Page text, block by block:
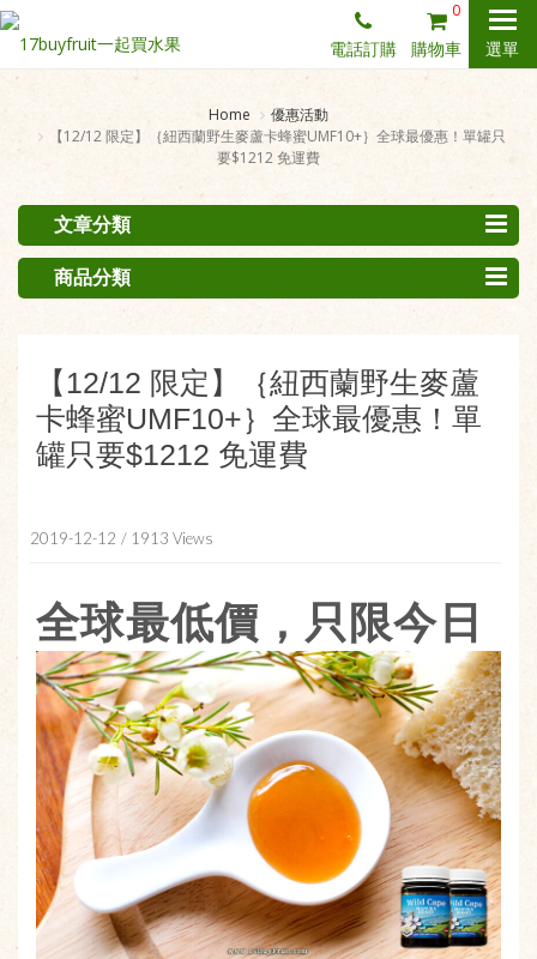
選單
電話訂購
0
購物車
Home
優惠活動
【12/12 限定】｛紐西蘭野生麥蘆卡蜂蜜UMF10+｝全球最優惠！單罐只
要$1212 免運費
文章分類
商品分類
【12/12 限定】｛紐西蘭野生麥蘆
卡蜂蜜UMF10+｝全球最優惠！單
罐只要$1212 免運費
2019-12-12 / 1913 Views
全球最低價，只限今日